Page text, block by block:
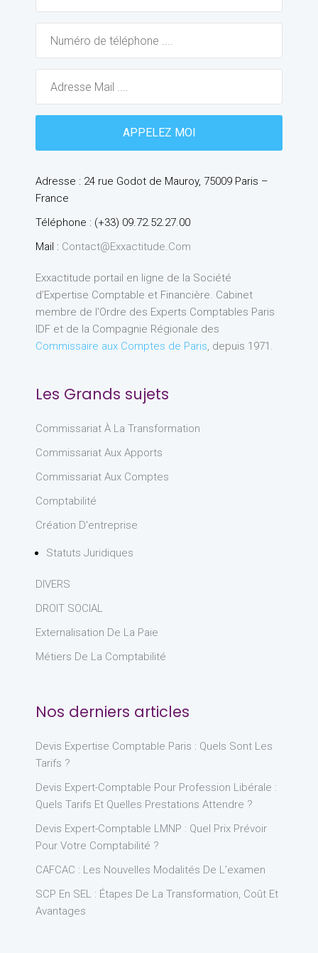
Adresse : 24 rue Godot de Mauroy, 75009 Paris –
France
Téléphone : (+33) 09.72.52.27.00
Mail : Contact@exxactitude.com
Exxactitude portail en ligne de la Société
d’Expertise Comptable et Financière. Cabinet
membre de l’Ordre des Experts Comptables Paris
IDF et de la Compagnie Régionale des
Commissaire aux Comptes de Paris, depuis 1971.
Les Grands sujets
Commissariat À La Transformation
Commissariat Aux Apports
Commissariat Aux Comptes
Comptabilité
Création D'entreprise
Statuts Juridiques
DIVERS
DROIT SOCIAL
Externalisation De La Paie
Métiers De La Comptabilité
Nos derniers articles
Devis Expertise Comptable Paris : Quels Sont Les
Tarifs ?
Devis Expert-Comptable Pour Profession Libérale :
Quels Tarifs Et Quelles Prestations Attendre ?
Devis Expert-Comptable LMNP : Quel Prix Prévoir
Pour Votre Comptabilité ?
CAFCAC : Les Nouvelles Modalités De L’examen
SCP En SEL : Étapes De La Transformation, Coût Et
Avantages